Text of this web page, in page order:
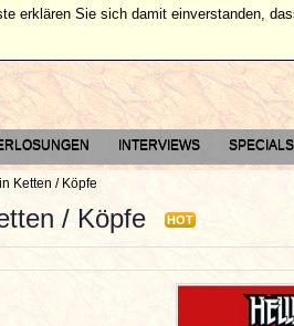
INTERVIEWS SPECIALS
Ketten / Köpfe
/ Köpfe HOT
erklären Sie sich damit einverstanden,